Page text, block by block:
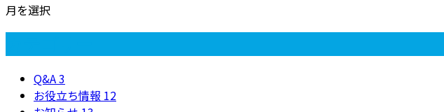
月を選択
Q&A3
お役立ち情報 12